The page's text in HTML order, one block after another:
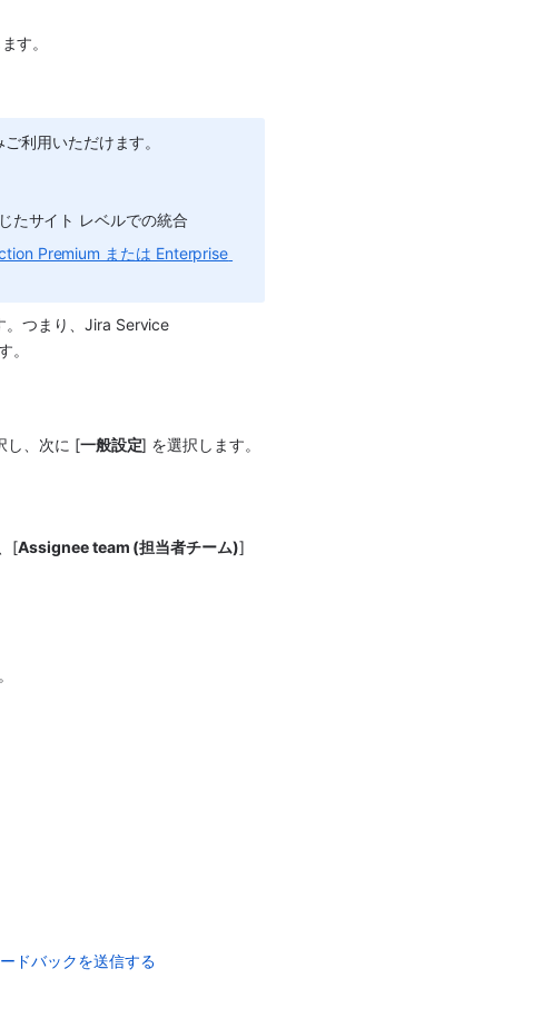
す。
利用いただけます。
たサイト レベルでの統合
Premium または Enterprise
。つまり、Jira Service
。
し、次に [一般設定] を選択します。
[Assignee team (担当者チーム)]
ドバックを送信する